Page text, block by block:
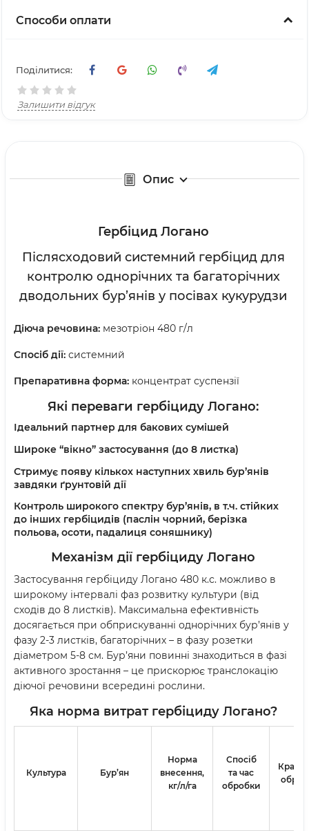
Способи оплати
Поділитися:
Залишити відгук
Опис
Гербіцид Логано
Післясходовий системний гербіцид для
контролю однорічних та багаторічних
дводольних бур’янів у посівах кукурудзи
Діюча речовина: мезотріон 480 г/л
Спосіб дії: системний
Препаративна форма: концентрат суспензії
Які переваги гербіциду Логано:
Ідеальний партнер для бакових сумішей
Широке “вікно” застосування (до 8 листка)
Стримує появу кількох наступних хвиль бур’янів
завдяки ґрунтовій дії
Контроль широкого спектру бур’янів, в т.ч. стійких
до інших гербіцидів (паслін чорний, берізка
польова, осоти, падалиця соняшнику)
Механізм дії гербіциду Логано
Застосування гербіциду Логано 480 к.с. можливо в
широкому інтервалі фаз розвитку культури (від
сходів до 8 листків). Максимальна ефективність
досягається при обприскуванні однорічних бур’янів у
фазу 2-3 листків, багаторічних – в фазу розетки
діаметром 5-8 см. Бур’яни повинні знаходиться в фазі
активного зростання – це прискорює транслокацію
діючої речовини всередині рослини.
Яка норма витрат гербіциду Логано?
Культура Бур’ян
Норма
внесення,
кг/л/га
Спосіб
та час
обробки